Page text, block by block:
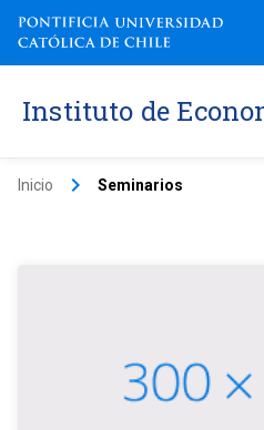
Instituto de
Inicio keyboard_arrow_right Seminarios